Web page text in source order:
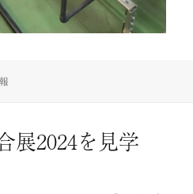
展2024を見学